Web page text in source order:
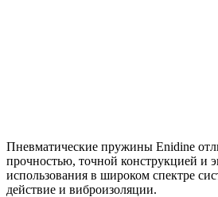
Пневматические пружины Enidine
прочностью, точной конструкцией и
использования в широком спектре
действие и виброизоляции.